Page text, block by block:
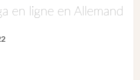
en ligne en Allemand